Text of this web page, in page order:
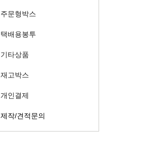
주문형박스
택배용봉투
기타상품
재고박스
개인결제
제작/견적문의